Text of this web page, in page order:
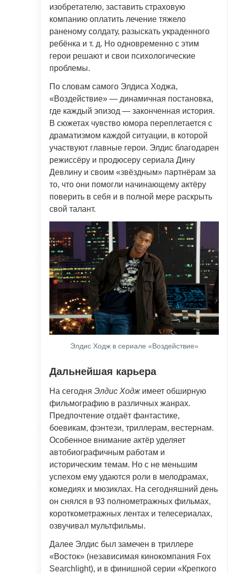
изобретателю, заставить страховую
компанию оплатить лечение тяжело
раненому солдату, разыскать украденного
ребёнка и т. д. Но одновременно с этим
герои решают и свои психологические
проблемы.
По словам самого Элдиса Ходжа,
«Воздействие» — динамичная постановка,
где каждый эпизод — законченная история.
В сюжетах чувство юмора переплетается с
драматизмом каждой ситуации, в которой
участвуют главные герои. Элдис благодарен
режиссёру и продюсеру сериала Дину
Девлину и своим «звёздным» партнёрам за
то, что они помогли начинающему актёру
поверить в себя и в полной мере раскрыть
свой талант.
Элдис Ходж в сериале «Воздействие»
Дальнейшая карьера
На сегодня Элдис Ходж имеет обширную
фильмографию в различных жанрах.
Предпочтение отдаёт фантастике,
боевикам, фэнтези, триллерам, вестернам.
Особенное внимание актёр уделяет
автобиографичным работам и
историческим темам. Но с не меньшим
успехом ему удаются роли в мелодрамах,
комедиях и мюзиклах. На сегодняшний день
он снялся в 93 полнометражных фильмах,
короткометражных лентах и телесериалах,
озвучивал мультфильмы.
Далее Элдис был замечен в триллере
«Восток» (независимая кинокомпания Fox
Searchlight), и в финишной серии «Крепкого